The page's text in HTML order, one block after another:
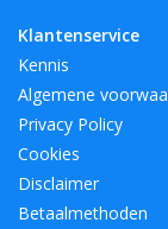
Klantenservice
Kennis
Algemene
Privacy Policy
Cookies
Disclaimer
Betaalmethoden